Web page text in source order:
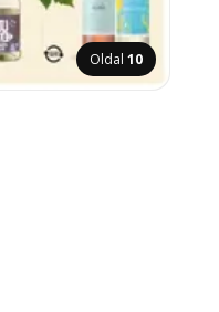
Oldal 10